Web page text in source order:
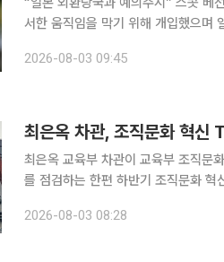
서한 움직임을 막기 위해 개입했으며 일본을
통해 무질서한 엔화 변동성에 대응했
2026-08-03 09:45
최은옥 차관, 조직문화 혁신
최은옥 교육부 차관이 교육부 조직문
를 점검하는 한편 하반기 조직문화
육부에 따르면 최 차관은 이날 정부세
2026-08-03 08:28